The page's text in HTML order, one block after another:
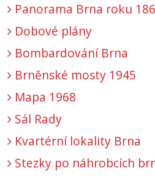
Panorama Brna roku
Dobové plány
Bombardování Brna
Brněnské mosty 1945
Mapa 1968
Sál Rady
Kvartérní lokality Brna
Stezky po náhrobcích